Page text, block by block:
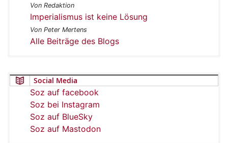
Von Redaktion
Imperialismus ist keine Lösung
Von Peter Mertens
Alle Beiträge des Blogs
Social Media
Soz auf facebook
Soz bei Instagram
Soz auf BlueSky
Soz auf Mastodon